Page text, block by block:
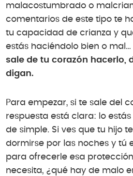
malacostumbrado o
comentarios de este tipo te
tu capacidad de crianza y
estás haciéndolo bien o mal…
sale de tu corazón hacerlo,
digan.
Para empezar, si te sale del
respuesta está clara: lo
de simple. Si ves que tu hijo
dormirse por las noches y tú
para ofrecerle esa
necesita, ¿qué hay de malo